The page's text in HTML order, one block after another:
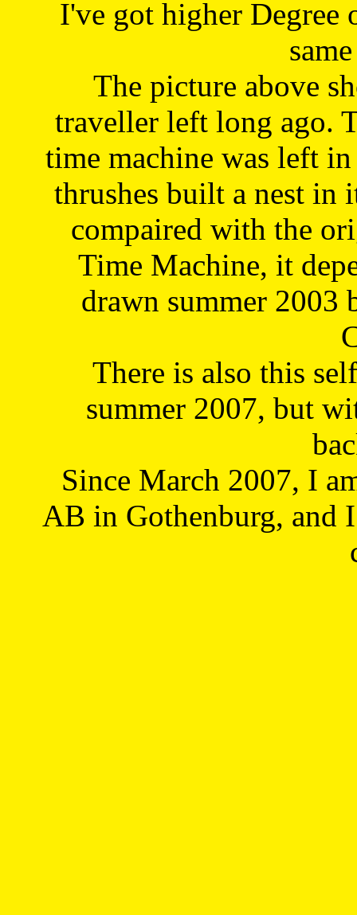
I've got higher Degree
The picture above
traveller left long ago.
time machine was left
thrushes built a nest in
compaired with the
Time Machine, it
drawn summer 2003
There is also this
summer 2007, but
Since March 2007, I
AB in Gothenburg, and